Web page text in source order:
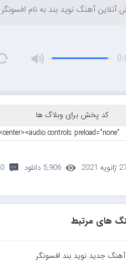
آهنگ نوید بند به نام افسونگر
کد پخش برای وبلاگ ها
2021 5,906 دانلود 0
های مرتبط
آهنگ جدید نوید بند افسونگر